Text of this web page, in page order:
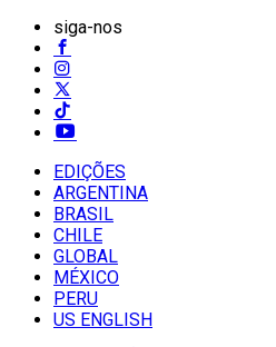
siga-nos
EDIÇÕES
ARGENTINA
BRASIL
CHILE
GLOBAL
MÉXICO
PERU
US ENGLISH